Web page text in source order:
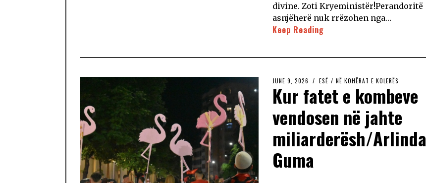
divine. Zoti Kryeministër!Perandoritë
asnjëherë nuk rrëzohen nga…
Keep Reading
JUNE 9, 2026 ESÉ / NË KOHËRAT E KOLERËS
Kur fatet e kombeve
vendosen në jahte
miliarderësh/Arlinda
Guma